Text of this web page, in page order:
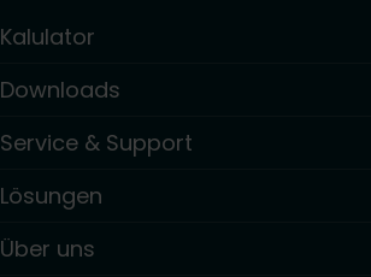
Kalulator
Downloads
Service & Support
Lösungen
Über uns